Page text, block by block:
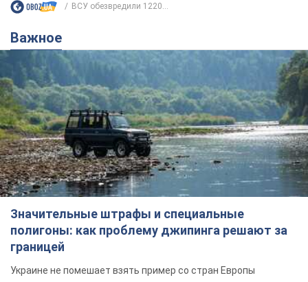
ВСУ обезвредили 1220...
Важное
Значительные штрафы и специальные
полигоны: как проблему джипинга решают за
границей
Украине не помешает взять пример со стран Европы